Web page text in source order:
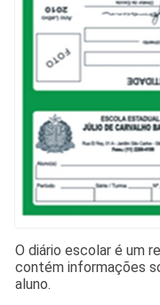
O diário escolar é um
contém informações
aluno.